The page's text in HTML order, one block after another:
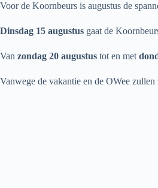
Voor de Koornbeurs is augustus de
Dinsdag 15 augustus gaat de
Van zondag 20 augustus tot en met
Vanwege de vakantie en de OWee